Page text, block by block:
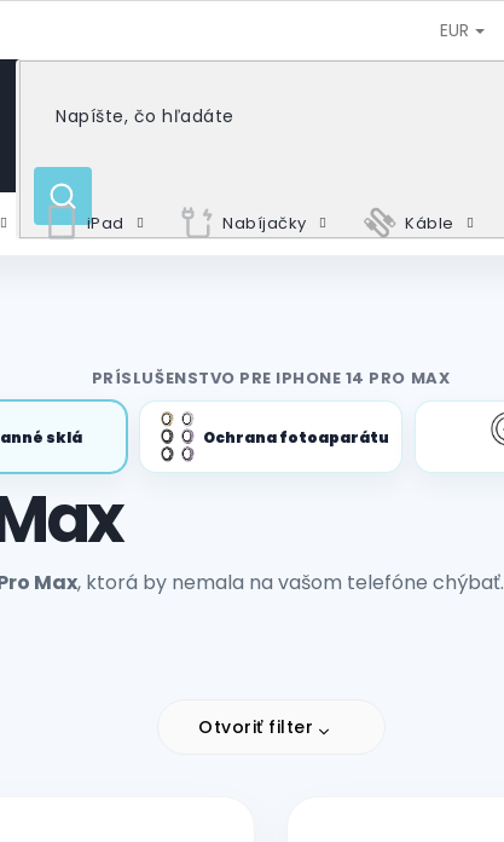
EUR
HĽADAŤ
iPad Nabíjačky Káble
PRÍSLUŠENSTVO PRE IPHONE 14 PRO MAX
sklá Ochrana fotoaparátu
Max, ktorá by nemala na vašom telefóne chýbať.
Otvoriť filter